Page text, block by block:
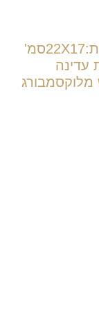
צלחת הגשה אוולית לחמוצים במידות:22X17סמ'
עדינה